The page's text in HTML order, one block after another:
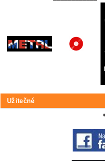
Užitečné